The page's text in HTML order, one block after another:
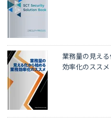
業務量の見え
効率化のススメ